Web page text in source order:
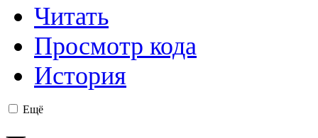
Читать
Просмотр кода
История
Ещё